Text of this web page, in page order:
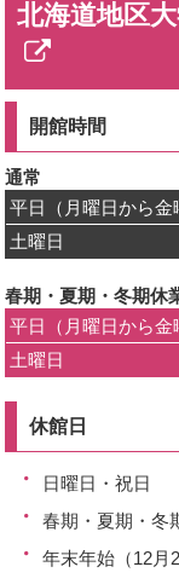
北海道地区
新
規
ペ
ー
ジ
開
き
ま
す
開館時間
通常
平日（月曜日から金
土曜日
春期・夏期・冬期休
平日（月曜日から金
土曜日
休館日
日曜日・祝日
春期・夏期・冬
年末年始（12月